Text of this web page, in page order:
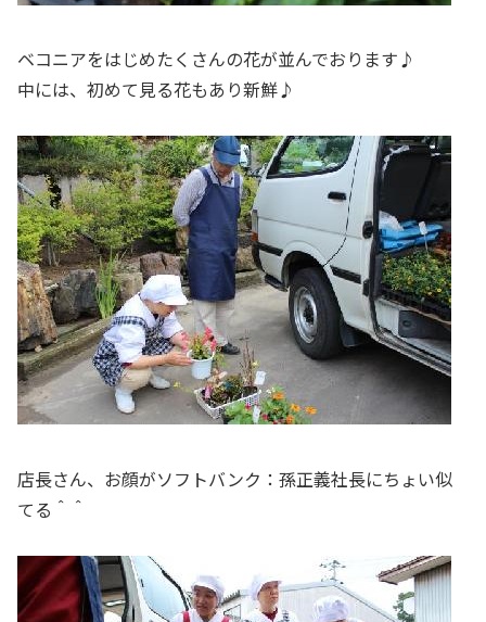
ベコニアをはじめたくさんの花が並んでおります♪
中には、初めて見る花もあり新鮮♪
店長さん、お顔がソフトバンク：孫正義社長にちょい似
てる＾＾